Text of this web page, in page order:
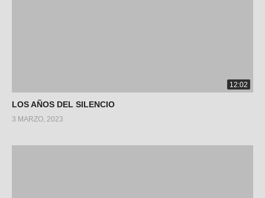
12:02
LOS AÑOS DEL SILENCIO
3 MARZO, 2023